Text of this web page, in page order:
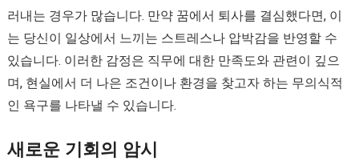
러내는 경우가 많습니다. 만약 꿈에서 퇴사를 결심했다면, 이
는 당신이 일상에서 느끼는 스트레스나 압박감을 반영할 수
있습니다. 이러한 감정은 직무에 대한 만족도와 관련이 깊으
며, 현실에서 더 나은 조건이나 환경을 찾고자 하는 무의식적
인 욕구를 나타낼 수 있습니다.
새로운 기회의 암시